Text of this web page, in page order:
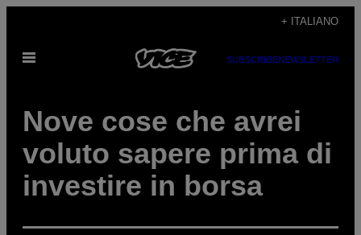
contenuto
+ ITALIANO
Apri
SUBSCRIBENEWSLETTER
Nove cose che avrei
voluto sapere prima di
investire in borsa